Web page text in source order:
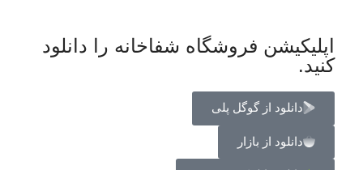
اپلیکیشن فروشگاه شفاخانه را دانلود
کنید.
دانلود از گوگل پلی
دانلود از بازار